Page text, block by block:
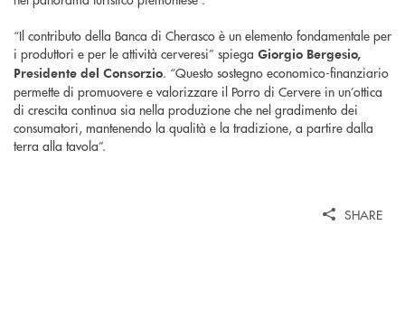
“Il contributo della Banca di Cherasco è un elemento fondamentale per
i produttori e per le attività cerveresi” spiega Giorgio Bergesio,
Presidente del Consorzio. “Questo sostegno economico-finanziario
permette di promuovere e valorizzare il Porro di Cervere in un’ottica
di crescita continua sia nella produzione che nel gradimento dei
consumatori, mantenendo la qualità e la tradizione, a partire dalla
terra alla tavola”.
SHARE